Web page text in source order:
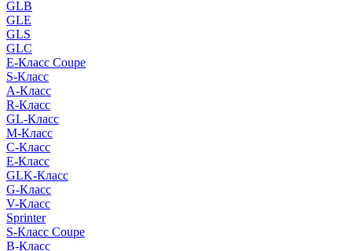
GLB
GLE
GLS
GLC
E-Класс Coupe
S-Класс
A-Класс
R-Класс
GL-Класс
M-Класс
C-Класс
E-Класс
GLK-Класс
G-Класс
V-Класс
Sprinter
S-Класс Сoupe
B-Класс